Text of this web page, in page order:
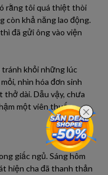
rằng tôi quá thiệt thòi
còn khả năng lao động.
đã gửi ông vào viện
khỏi những lúc
nhìn hóa đơn sinh
dài. Dẫu vậy, chưa
một viên thuốc.
giấc ngủ. Sáng hôm
hiện cha đã thanh thản